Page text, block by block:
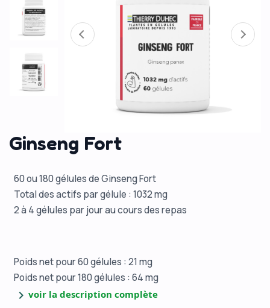
Ginseng Fort
60 ou 180 gélules de Ginseng Fort
Total des actifs par gélule : 1032 mg
2 à 4 gélules par jour au cours des repas
Poids net pour 60 gélules : 21 mg
Poids net pour 180 gélules : 64 mg
chevron_right voir la description complète